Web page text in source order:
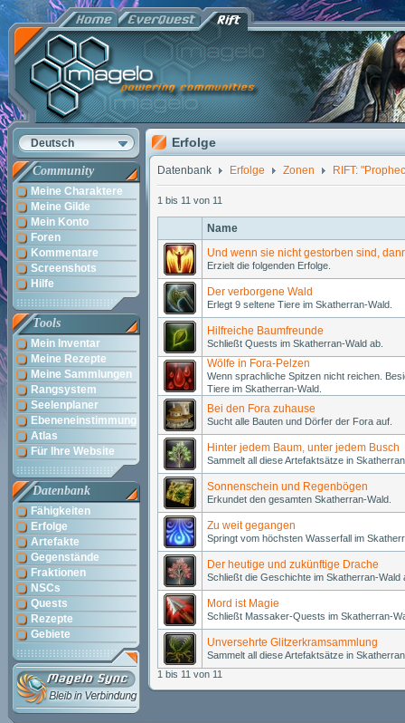
Deutsch
Community
Meine Charaktere
Meine Gilde
Mein Konto
Foren
Kommentare
Screenshots
Hilfe
Tools
Mein Inventar
Meine Rezepte
Meine Sammlungen
Rangsystem
Seelenplaner
Ebeneneinstimmung
Atlas
Für Ihre Website
Datenbank
Fähigkeiten
Erfolge
Artefakte
Gegenstände
Fraktionen
NSCs
Quests
Rezepte
Gebiete
Erfolge
Datenbank Erfolge Zonen RIFT:
1 bis 11 von 11
Name
Und wenn sie nicht gestorben sind,
Erzielt die folgenden Erfolge.
Der verborgene Wald
Erlegt 9 seltene Tiere im Skatherran-Wald.
Hilfreiche Baumfreunde
Schließt Quests im Skatherran-Wald ab.
Wölfe in Fora-Pelzen
Wenn sprachliche Spitzen nicht reichen.
Tiere im Skatherran-Wald.
Bei den Fora zuhause
Sucht alle Bauten und Dörfer der Fora auf.
Hinter jedem Baum, unter jedem Busch
Sammelt all diese Artefaktsätze in
Sonnenschein und Regenbögen
Erkundet den gesamten Skatherran-Wald.
Zu weit gegangen
Springt vom höchsten Wasserfall im
Der heutige und zukünftige Drache
Schließt die Geschichte im Skatherran-Wald
Mord ist Magie
Schließt Massaker-Quests im Skatherran-
Unversehrte Glitzerkramsammlung
Sammelt all diese Artefaktsätze in
1 bis 11 von 11